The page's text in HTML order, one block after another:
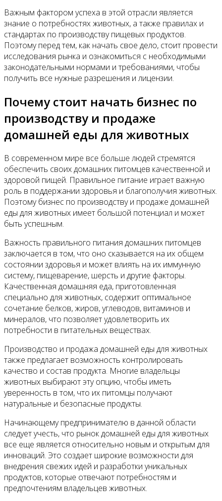
Контакты
Важным фактором успеха в этой отрасли является
знание о потребностях животных, а также правилах и
стандартах по производству пищевых продуктов.
Поэтому перед тем, как начать свое дело, стоит провести
исследования рынка и ознакомиться с необходимыми
законодательными нормами и требованиями, чтобы
получить все нужные разрешения и лицензии.
Почему стоит начать бизнес по
производству и продаже
домашней еды для животных
В современном мире все больше людей стремятся
обеспечить своих домашних питомцев качественной и
здоровой пищей. Правильное питание играет важную
роль в поддержании здоровья и благополучия животных.
Поэтому бизнес по производству и продаже домашней
еды для животных имеет большой потенциал и может
быть успешным.
Важность правильного питания домашних питомцев
заключается в том, что оно сказывается на их общем
состоянии здоровья и может влиять на их иммунную
систему, пищеварение, шерсть и другие факторы.
Качественная домашняя еда, приготовленная
специально для животных, содержит оптимальное
сочетание белков, жиров, углеводов, витаминов и
минералов, что позволяет удовлетворить их
потребности в питательных веществах.
Производство и продажа домашней еды для животных
также предлагает возможность контролировать
качество и состав продукта. Многие владельцы
животных выбирают эту опцию, чтобы иметь
уверенность в том, что их питомцы получают
натуральные и безопасные продукты.
Начинающему предпринимателю в данной области
следует учесть, что рынок домашней еды для животных
все еще является относительно новым и открытым для
инноваций. Это создает широкие возможности для
внедрения свежих идей и разработки уникальных
продуктов, которые отвечают потребностям и
предпочтениям владельцев животных.